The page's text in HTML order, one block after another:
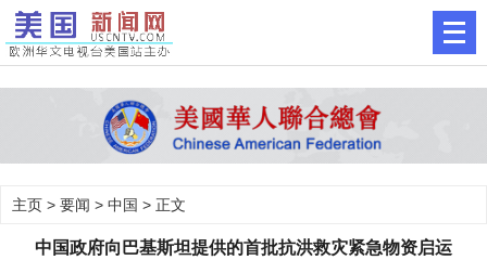
主页 > 要闻 > 中国 > 正文
中国政府向巴基斯坦提供的首批抗洪救灾紧急物资启运